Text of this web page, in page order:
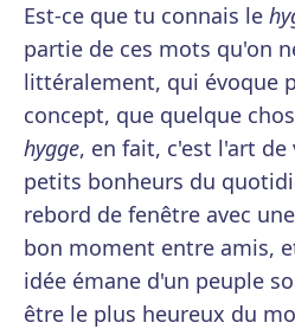
Est-ce que tu connais le
partie de ces mots qu'on
littéralement, qui évoque
concept, que quelque
hygge, en fait, c'est l'art de
petits bonheurs du
rebord de fenêtre avec
bon moment entre amis,
idée émane d'un peuple
être le plus heureux du